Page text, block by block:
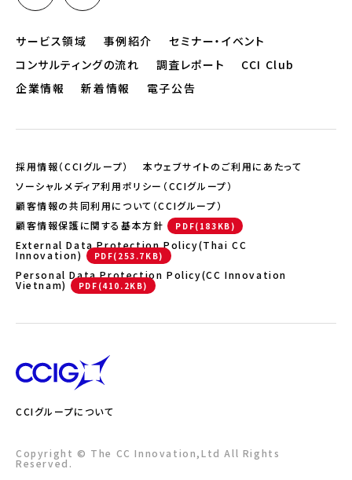
サービス領域 事例紹介
セミナー・イベント
コンサルティングの流れ
調査レポート
CCI Club
企業情報
新着情報 電子公告
採用情報（CCIグループ）
本ウェブサイトのご利用にあたって
ソーシャルメディア利用ポリシー（CCIグループ）
顧客情報の共同利用について（CCIグループ）
顧客情報保護に関する基本方針
External Data Protection Policy(Thai CC
Innovation)
Personal Data Protection Policy(CC Innovation
Vietnam)
CCIグループについて
Copyright © The CC Innovation,Ltd All Rights
Reserved.